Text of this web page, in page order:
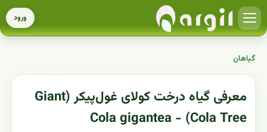
ورود
گیاهان
معرفی گیاه درخت کولای غول‌پیکر (Giant
Cola Tree) - Cola gigantea